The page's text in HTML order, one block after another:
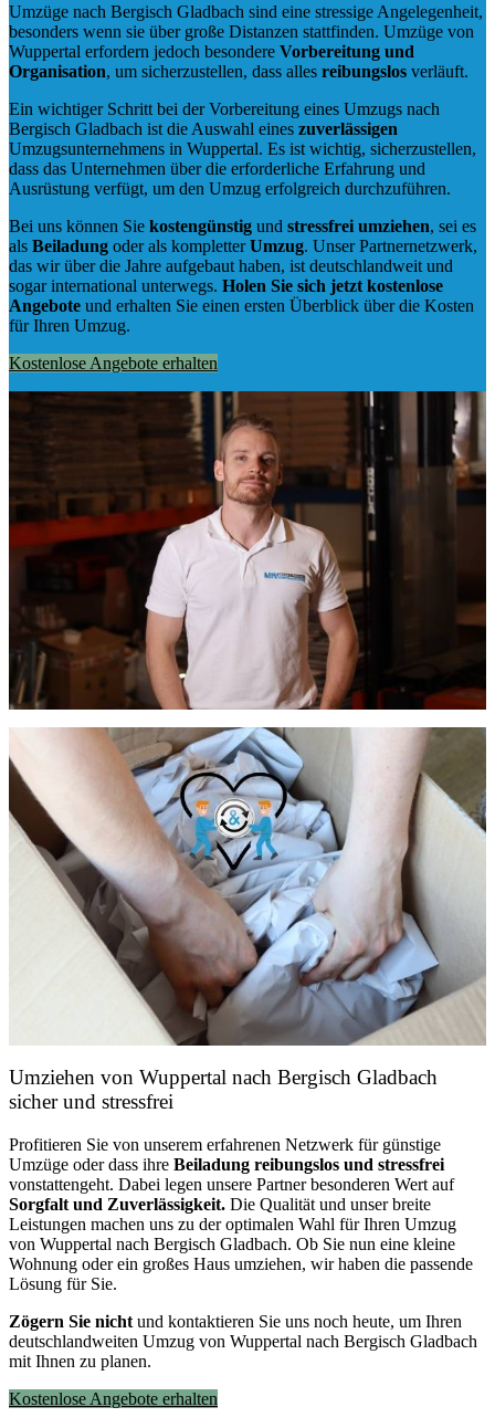
Umzüge nach Bergisch Gladbach sind eine stressige Angelegenheit,
besonders wenn sie über große Distanzen stattfinden. Umzüge von
Wuppertal erfordern jedoch besondere Vorbereitung und
Organisation, um sicherzustellen, dass alles reibungslos verläuft.
Ein wichtiger Schritt bei der Vorbereitung eines Umzugs nach
Bergisch Gladbach ist die Auswahl eines zuverlässigen
Umzugsunternehmens in Wuppertal. Es ist wichtig, sicherzustellen,
dass das Unternehmen über die erforderliche Erfahrung und
Ausrüstung verfügt, um den Umzug erfolgreich durchzuführen.
Bei uns können Sie kostengünstig und stressfrei umziehen, sei es
als Beiladung oder als kompletterUmzug. Unser Partnernetzwerk,
das wir über die Jahre aufgebaut haben, ist deutschlandweit und
sogar international unterwegs. Holen Sie sich jetzt kostenlose
Angebote und erhalten Sie einen ersten Überblick über die Kosten
für Ihren Umzug.
Kostenlose Angebote erhalten
Umziehen von Wuppertal nach Bergisch Gladbach
sicher und stressfrei
Profitieren Sie von unserem erfahrenen Netzwerk für günstige
Umzüge oder dass ihre Beiladung reibungslos und stressfrei
vonstattengeht. Dabei legen unsere Partner besonderen Wert auf
Sorgfalt und Zuverlässigkeit. Die Qualität und unser breite
Leistungen machen uns zu der optimalen Wahl für Ihren Umzug
von Wuppertal nach Bergisch Gladbach. Ob Sie nun eine kleine
Wohnung oder ein großes Haus umziehen, wir haben die passende
Lösung für Sie.
Zögern Sie nicht und kontaktieren Sie uns noch heute, um Ihren
deutschlandweiten Umzug von Wuppertal nach Bergisch Gladbach
mit Ihnen zu planen.
Kostenlose Angebote erhalten